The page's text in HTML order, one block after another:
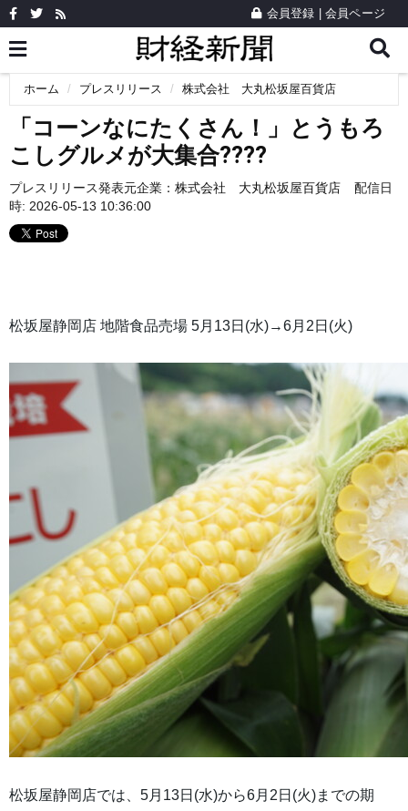
会員登録 会員ページ
ホーム プレスリリース 株式会社 大丸松坂屋百貨店
「コーンなにたくさん！」とうもろ
こしグルメが大集合????
プレスリリース発表元企業： 株式会社 大丸松坂屋百貨店
配信日
時: 2026-05-13 10:36:00
松坂屋静岡店 地階食品売場 5月13日(水)→6月2日(火)
松坂屋静岡店では、5月13日(水)から6月2日(火)までの期